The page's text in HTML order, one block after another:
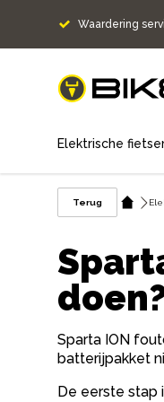
Waardering
home
Elektrische
Terug
Sparta ION
batterijpakket
De eerste stap